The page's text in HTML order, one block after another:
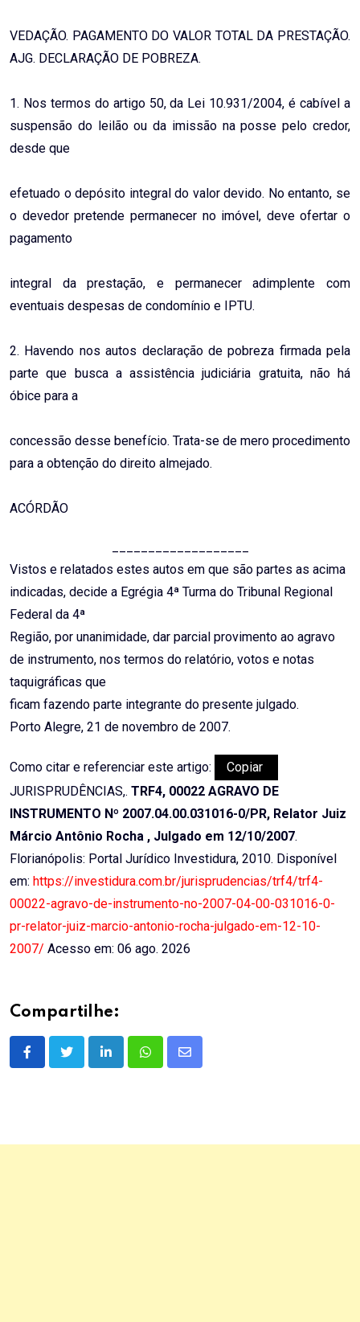
VEDAÇÃO. PAGAMENTO DO VALOR TOTAL DA PRESTAÇÃO.
AJG. DECLARAÇÃO DE POBREZA.
1. Nos termos do artigo 50, da Lei 10.931/2004, é cabível a
suspensão do leilão ou da imissão na posse pelo credor,
desde que
efetuado o depósito integral do valor devido. No entanto, se
o devedor pretende permanecer no imóvel, deve ofertar o
pagamento
integral da prestação, e permanecer adimplente com
eventuais despesas de condomínio e IPTU.
2. Havendo nos autos declaração de pobreza firmada pela
parte que busca a assistência judiciária gratuita, não há
óbice para a
concessão desse benefício. Trata-se de mero procedimento
para a obtenção do direito almejado.
ACÓRDÃO
Vistos e relatados estes autos em que são partes as acima
indicadas, decide a Egrégia 4ª Turma do Tribunal Regional
Federal da 4ª
Região, por unanimidade, dar parcial provimento ao agravo
de instrumento, nos termos do relatório, votos e notas
taquigráficas que
ficam fazendo parte integrante do presente julgado.
Porto Alegre, 21 de novembro de 2007.
Como citar e referenciar este artigo:
Copiar
JURISPRUDÊNCIAS,. TRF4, 00022 AGRAVO DE
INSTRUMENTO Nº 2007.04.00.031016-0/PR, Relator Juiz
Márcio Antônio Rocha , Julgado em 12/10/2007.
Florianópolis: Portal Jurídico Investidura, 2010. Disponível
em: https://investidura.com.br/jurisprudencias/trf4/trf4-
00022-agravo-de-instrumento-no-2007-04-00-031016-0-
pr-relator-juiz-marcio-antonio-rocha-julgado-em-12-10-
2007/ Acesso em: 06 ago. 2026
Compartilhe:
LinkedInWhatsappShare